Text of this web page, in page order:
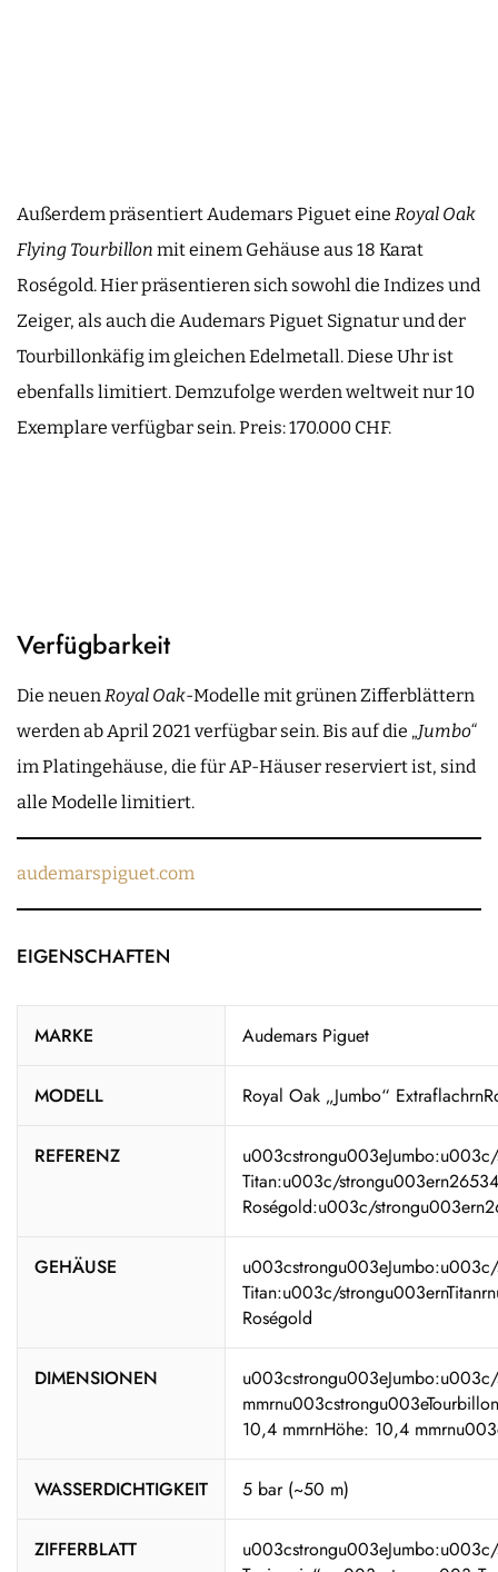
Außerdem präsentiert Audemars Piguet eine Royal Oak
Flying Tourbillon mit einem Gehäuse aus 18 Karat
Roségold. Hier präsentieren sich sowohl die Indizes und
Zeiger, als auch die Audemars Piguet Signatur und der
Tourbillonkäfig im gleichen Edelmetall. Diese Uhr ist
ebenfalls limitiert. Demzufolge werden weltweit nur 10
Exemplare verfügbar sein. Preis: 170.000 CHF.
Verfügbarkeit
Die neuen Royal Oak-Modelle mit grünen Zifferblättern
werden ab April 2021 verfügbar sein. Bis auf die „Jumbo“
im Platingehäuse, die für AP-Häuser reserviert ist, sind
alle Modelle limitiert.
audemarspiguet.com
EIGENSCHAFTEN
MARKE Audemars Piguet
MODELL Royal Oak „Jumbo“
REFERENZ
Titan:u003c/
Roségold:u003c/
GEHÄUSE
Titan:u003c/
Roségold
DIMENSIONEN
10,4 mmrnHöhe: 10,4
WASSERDICHTIGKEIT 5 bar (~50 m)
ZIFFERBLATT